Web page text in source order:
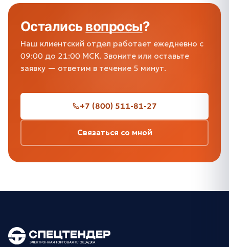
Осталисьвопросы?
Наш клиентский отдел работает ежедневно с
09:00 до 21:00 МСК. Звоните или оставьте
заявку — ответим в течение 5 минут.
+7 (800) 511-81-27
Связаться со мной